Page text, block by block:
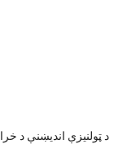
د ټولنیزې اندیښنې د